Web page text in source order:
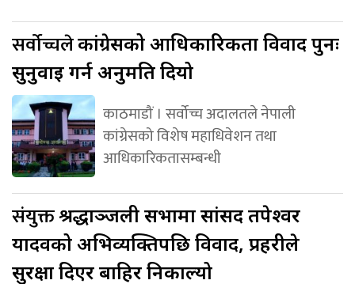
सर्वोच्चलेकांग्रेसको आधिकारिकता विवाद पुनः
सुनुवाइ गर्न अनुमति दियो
काठमाडौं । सर्वोच्च अदालतले नेपाली
कांग्रेसको विशेष महाधिवेशन तथा
आधिकारिकतासम्बन्धी
संयुक्तश्रद्धाञ्जली सभामा सांसद तपेश्वर
यादवको अभिव्यक्तिपछि विवाद, प्रहरीले
सुरक्षा दिएर बाहिर निकाल्यो